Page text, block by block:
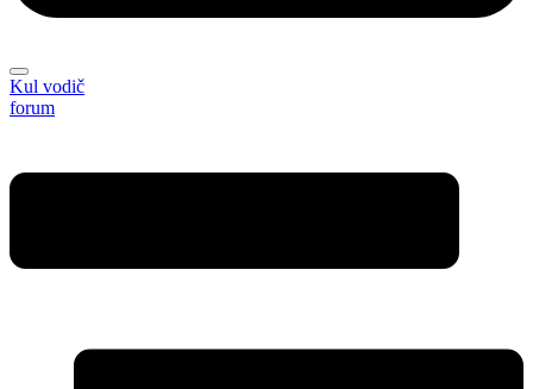
Kul vodič
forum